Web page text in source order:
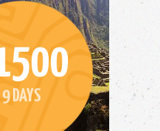
9 DAYS